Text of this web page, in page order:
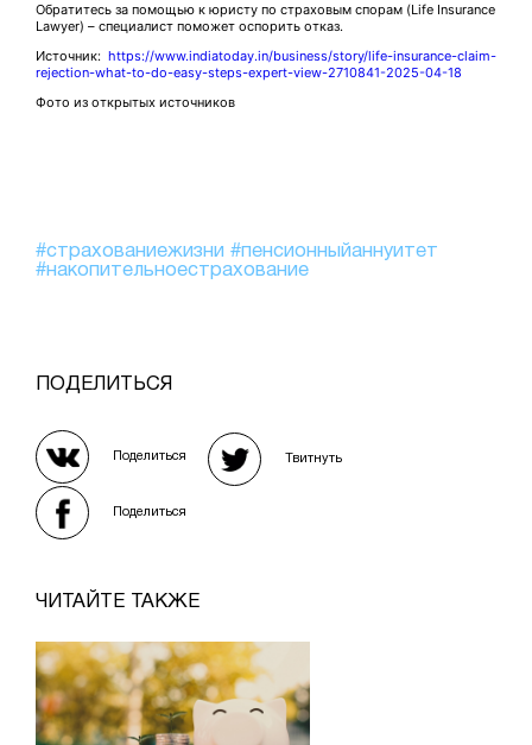
Обратитесь за помощью к юристу по страховым спорам (Life Insurance
Lawyer) – специалист поможет оспорить отказ.
Источник: https://www.indiatoday.in/business/story/life-insurance-claim-
rejection-what-to-do-easy-steps-expert-view-2710841-2025-04-18
Фото из открытых источников
#страхованиежизни #пенсионныйаннуитет
#накопительноестрахование
ПОДЕЛИТЬСЯ
Поделиться Твитнуть
Поделиться
ЧИТАЙТЕ ТАКЖЕ